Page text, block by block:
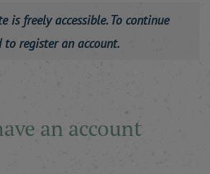
is freely accessible. To continue
to register an account.
an account